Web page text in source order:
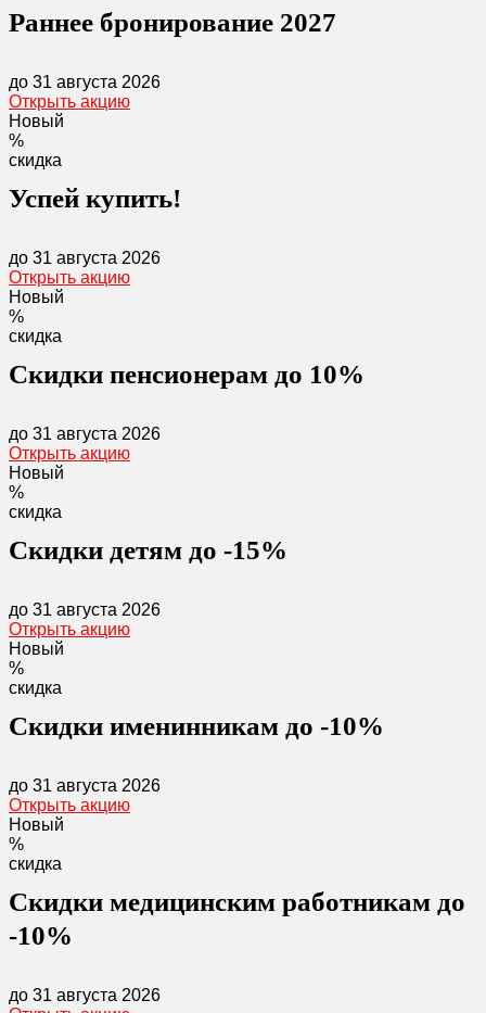
Раннее бронирование 2027
до 31 августа 2026
Открыть акцию
Новый
%
скидка
Успей купить!
до 31 августа 2026
Открыть акцию
Новый
%
скидка
Скидки пенсионерам до 10%
до 31 августа 2026
Открыть акцию
Новый
%
скидка
Скидки детям до -15%
до 31 августа 2026
Открыть акцию
Новый
%
скидка
Скидки именинникам до -10%
до 31 августа 2026
Открыть акцию
Новый
%
скидка
Скидки медицинским работникам до
-10%
до 31 августа 2026